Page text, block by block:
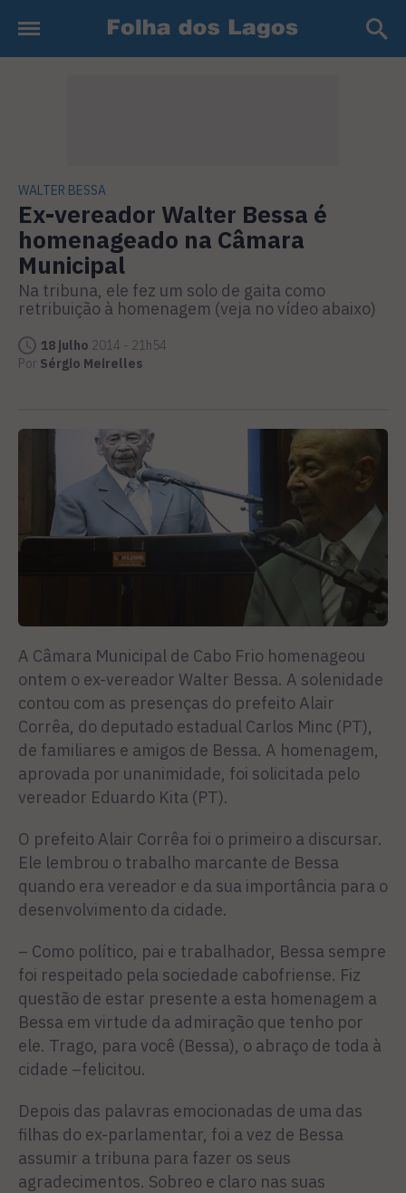
WALTER BESSA
Ex-vereador Walter Bessa é
homenageado na Câmara
Municipal
Na tribuna, ele fez um solo de gaita como
retribuição à homenagem (veja no vídeo abaixo)
18 julho 2014 - 21h54
Por Sérgio Meirelles
A Câmara Municipal de Cabo Frio homenageou
ontem o ex-vereador Walter Bessa. A solenidade
contou com as presenças do prefeito Alair
Corrêa, do deputado estadual Carlos Minc (PT),
de familiares e amigos de Bessa. A homenagem,
aprovada por unanimidade, foi solicitada pelo
vereador Eduardo Kita (PT).
O prefeito Alair Corrêa foi o primeiro a discursar.
Ele lembrou o trabalho marcante de Bessa
quando era vereador e da sua importância para o
desenvolvimento da cidade.
– Como político, pai e trabalhador, Bessa sempre
foi respeitado pela sociedade cabofriense. Fiz
questão de estar presente a esta homenagem a
Bessa em virtude da admiração que tenho por
ele. Trago, para você (Bessa), o abraço de toda à
cidade –felicitou.
Depois das palavras emocionadas de uma das
filhas do ex-parlamentar, foi a vez de Bessa
assumir a tribuna para fazer os seus
agradecimentos. Sobreo e claro nas suas